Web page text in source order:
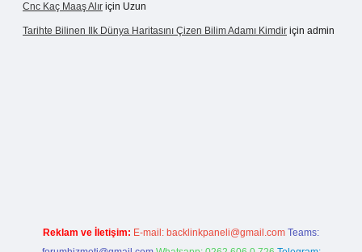
Cnc Kaç Maaş Alır için Uzun
Tarihte Bilinen Ilk Dünya Haritasını Çizen Bilim Adamı Kimdir için admin
Reklam ve İletişim: E-mail: backlinkpaneli@gmail.com Teams: